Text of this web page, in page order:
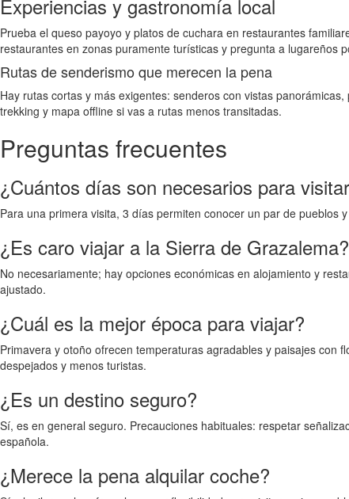
Experiencias y gastronomía local
Prueba el queso payoyo y platos de cuchara en restaurantes
restaurantes en zonas puramente turísticas y pregunta a lugareños
Rutas de senderismo que merecen la pena
Hay rutas cortas y más exigentes: senderos con vistas
trekking y mapa offline si vas a rutas menos transitadas.
Preguntas frecuentes
¿Cuántos días son necesarios para
Para una primera visita, 3 días permiten conocer un par de
¿Es caro viajar a la Sierra de Grazalema?
No necesariamente; hay opciones económicas en alojamiento y
ajustado.
¿Cuál es la mejor época para viajar?
Primavera y otoño ofrecen temperaturas agradables y paisajes con
despejados y menos turistas.
¿Es un destino seguro?
Sí, es en general seguro. Precauciones habituales: respetar
española.
¿Merece la pena alquilar coche?